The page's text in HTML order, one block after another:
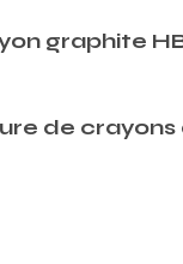
graphite
de